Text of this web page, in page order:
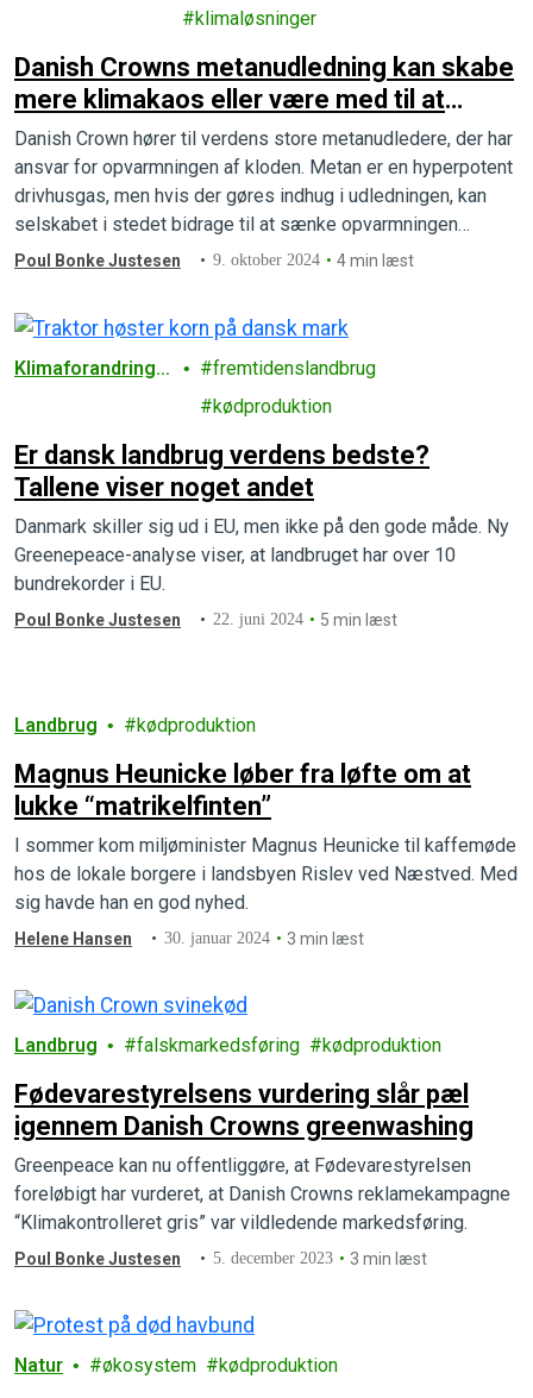
klimaløsninger
Danish Crowns metanudledning kan skabe
mere klimakaos eller være med til at
redde os på målstregen
Danish Crown hører til verdens store metanudledere, der har
ansvar for opvarmningen af kloden. Metan er en hyperpotent
drivhusgas, men hvis der gøres indhug i udledningen, kan
selskabet i stedet bidrage til at sænke opvarmningen
markant.
Poul Bonke Justesen 9. oktober 2024 4 min læst
Klimaforandringe
fremtidenslandbrug
kødproduktion
Er dansk landbrug verdens bedste?
Tallene viser noget andet
Danmark skiller sig ud i EU, men ikke på den gode måde. Ny
Greenepeace-analyse viser, at landbruget har over 10
bundrekorder i EU.
Poul Bonke Justesen 22. juni 2024 5 min læst
Landbrug kødproduktion
Magnus Heunicke løber fra løfte om at
lukke “matrikelfinten”
I sommer kom miljøminister Magnus Heunicke til kaffemøde
hos de lokale borgere i landsbyen Rislev ved Næstved. Med
sig havde han en god nyhed.
Helene Hansen 30. januar 2024 3 min læst
Landbrug falskmarkedsføring kødproduktion
Fødevarestyrelsens vurdering slår pæl
igennem Danish Crowns greenwashing
Greenpeace kan nu offentliggøre, at Fødevarestyrelsen
foreløbigt har vurderet, at Danish Crowns reklamekampagne
“Klimakontrolleret gris” var vildledende markedsføring.
Poul Bonke Justesen 5. december 2023 3 min læst
Natur økosystem kødproduktion